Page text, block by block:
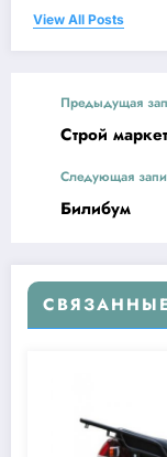
View All Posts
Предыдущая
Строй маркет
Следующая
Билибум